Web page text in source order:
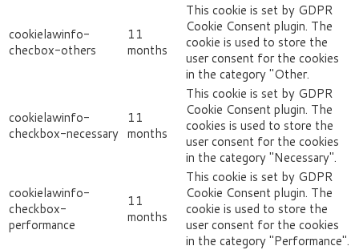
cookielawinfo-
checbox-others
11
months
This cookie is set by GDPR
Cookie Consent plugin. The
cookie is used to store the
user consent for the cookies
in the category "Other.
cookielawinfo-
checkbox-necessary
11
months
This cookie is set by GDPR
Cookie Consent plugin. The
cookies is used to store the
user consent for the cookies
in the category "Necessary".
cookielawinfo-
checkbox-
performance
11
months
This cookie is set by GDPR
Cookie Consent plugin. The
cookie is used to store the
user consent for the cookies
in the category "Performance".